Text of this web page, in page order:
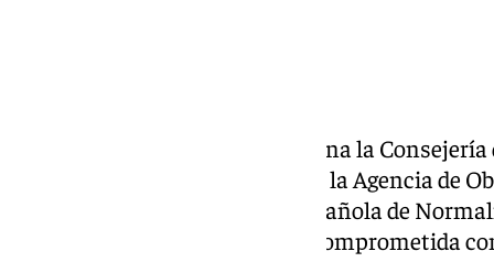
, que gestiona la
Territorio y Vivienda a través de la Agencia de
certificado de la Asociación Española de
específico como organización comprometida